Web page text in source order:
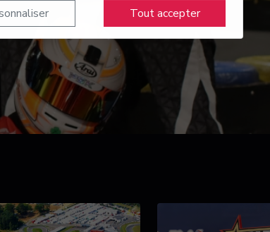
Tout accepter